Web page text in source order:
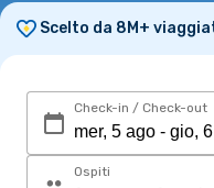
Scelto da 8M+
Check-in / Check-out
Ospiti